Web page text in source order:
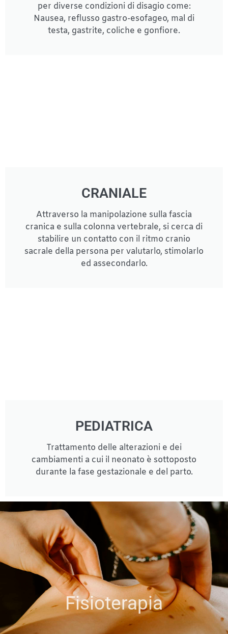
per diverse condizioni di disagio come:
Nausea, reflusso gastro-esofageo, mal di
testa, gastrite, coliche e gonfiore.
CRANIALE
Attraverso la manipolazione sulla fascia
cranica e sulla colonna vertebrale, si cerca di
stabilire un contatto con il ritmo cranio
sacrale della persona per valutarlo, stimolarlo
ed assecondarlo.
PEDIATRICA
Trattamento delle alterazioni e dei
cambiamenti a cui il neonato è sottoposto
durante la fase gestazionale e del parto.
Fisioterapia